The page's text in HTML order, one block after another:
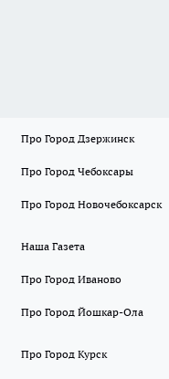
Про Город Дзержинск
Про Город Чебоксары
Про Город Новочебоксарск
Наша Газета
Про Город Иваново
Про Город Йошкар-Ола
Про Город Курск